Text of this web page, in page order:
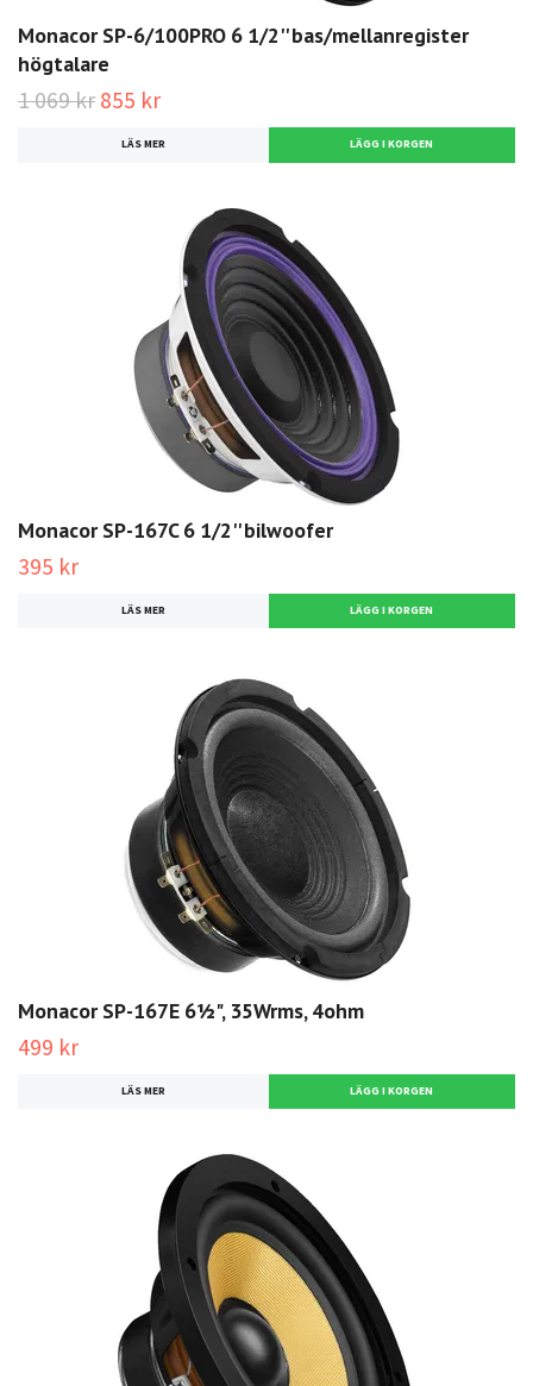
Monacor SP-6/100PRO 6 1/2'' bas/mellanregister
högtalare
1 069 kr 855 kr
LÄS MER
Monacor SP-167C 6 1/2'' bilwoofer
395 kr
LÄS MER
Monacor SP-167E 6½", 35Wrms, 4ohm
499 kr
LÄS MER